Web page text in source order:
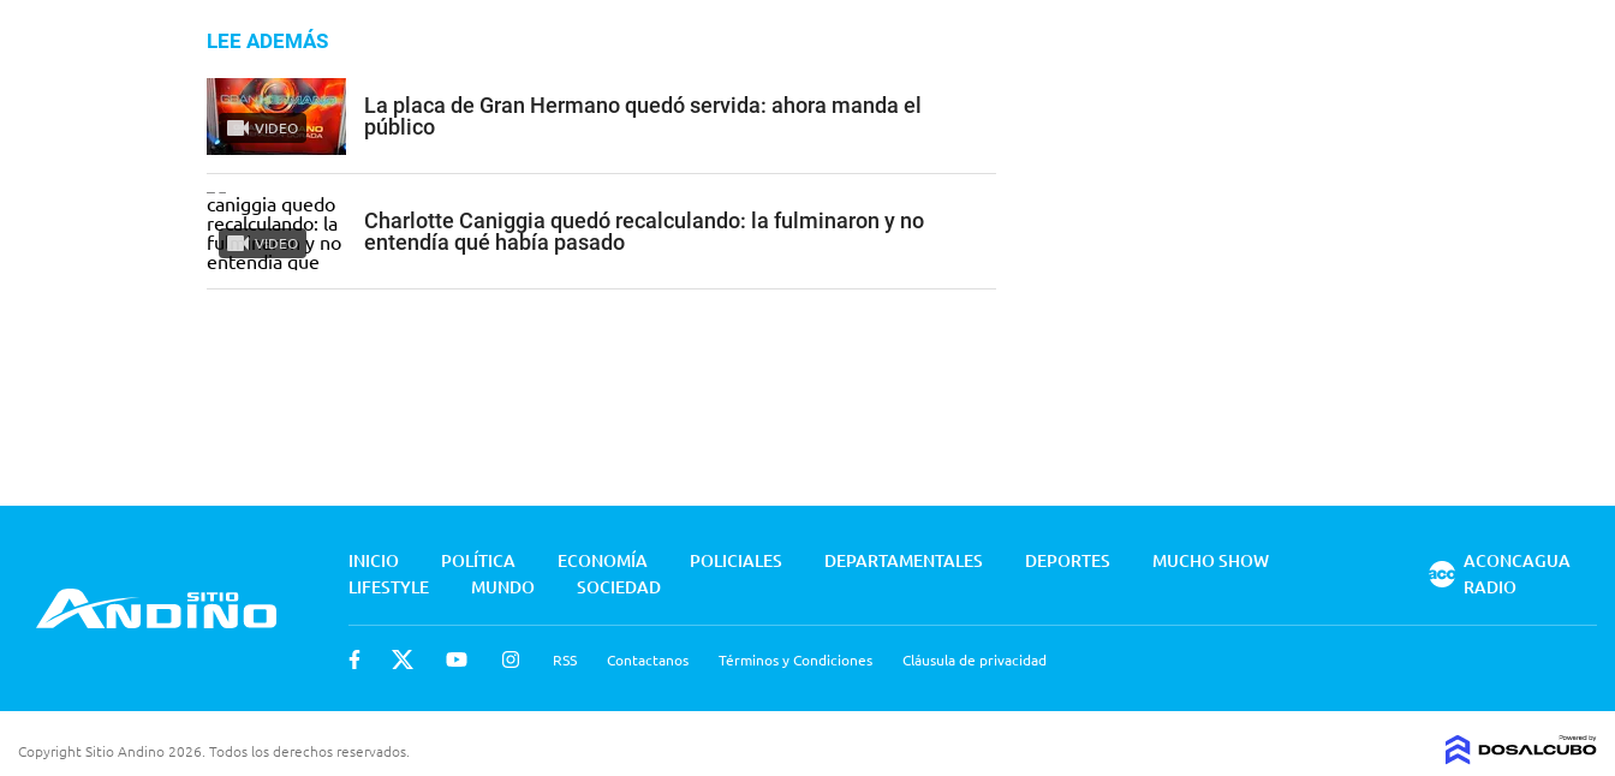
LEE ADEMÁS
VIDEO
La placa de Gran Hermano quedó servida: ahora manda el
público
VIDEO
Charlotte Caniggia quedó recalculando: la fulminaron y no
entendía qué había pasado
INICIO POLÍTICA ECONOMÍA POLICIALES DEPARTAMENTALES DEPORTES
MUCHO SHOW
LIFESTYLE
MUNDO SOCIEDAD
RSS Contactanos Términos y Condiciones Cláusula de privacidad
ACONCAGUA
RADIO
Copyright Sitio Andino 2026. Todos los derechos reservados.